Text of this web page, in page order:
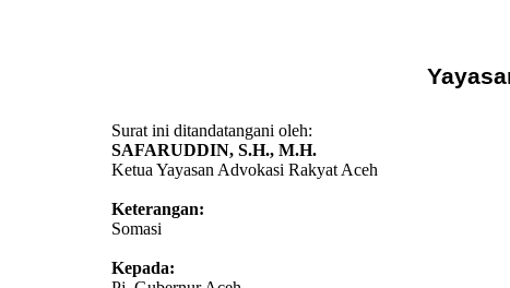
Surat ini ditandatangani oleh:
SAFARUDDIN, S.H., M.H.
Ketua Yayasan Advokasi Rakyat Aceh
Keterangan:
Somasi
Kepada: